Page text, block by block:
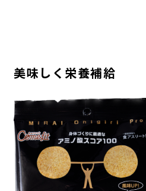
美味しく栄養補給